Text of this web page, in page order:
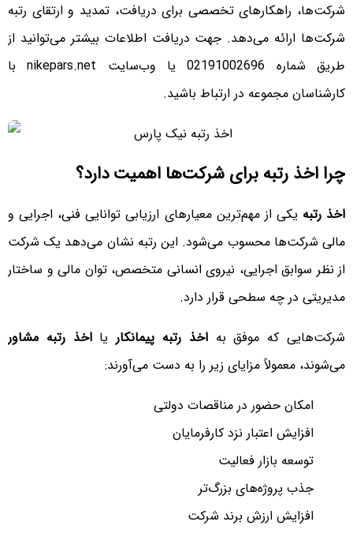
شرکت‌ها، راهکارهای تخصصی برای دریافت، تمدید و ارتقای رتبه
شرکت‌ها ارائه می‌دهد. جهت دریافت اطلاعات بیشتر می‌توانید از
طریق شماره 02191002696یا وب‌سایت nikepars.netبا
کارشناسان مجموعه در ارتباط باشید.
چرا اخذ رتبه برای شرکت‌ها اهمیت دارد؟
اخذ رتبه یکی از مهم‌ترین معیارهای ارزیابی توانایی فنی، اجرایی و
مالی شرکت‌ها محسوب می‌شود. این رتبه نشان می‌دهد یک شرکت
از نظر سوابق اجرایی، نیروی انسانی متخصص، توان مالی و ساختار
مدیریتی در چه سطحی قرار دارد.
شرکت‌هایی که موفق بهاخذ رتبه پیمانکاریااخذ رتبه مشاور
می‌شوند، معمولاً مزایای زیر را به دست می‌آورند:
امکان حضور در مناقصات دولتی
افزایش اعتبار نزد کارفرمایان
توسعه بازار فعالیت
جذب پروژه‌های بزرگ‌تر
افزایش ارزش برند شرکت